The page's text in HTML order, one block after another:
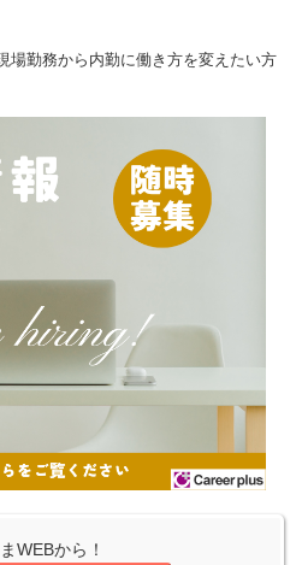
場勤務から内勤に働き方を変えたい方
WEBから！